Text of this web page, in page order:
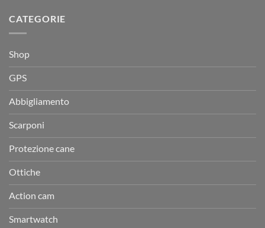
CATEGORIE
Shop
GPS
Abbigliamento
Scarponi
Protezione cane
Ottiche
Action cam
Smartwatch